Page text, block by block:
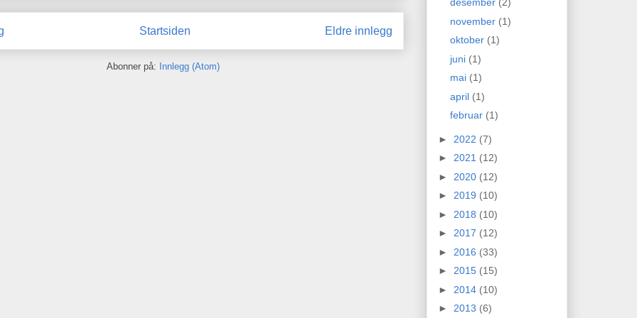
Eldre innlegg
Startsiden
Abonner på: Innlegg (Atom)
desember (2)
november (1)
oktober (1)
juni (1)
mai (1)
april (1)
februar (1)
► 2022 (7)
► 2021 (12)
► 2020 (12)
► 2019 (10)
► 2018 (10)
► 2017 (12)
► 2016 (33)
► 2015 (15)
► 2014 (10)
► 2013 (6)